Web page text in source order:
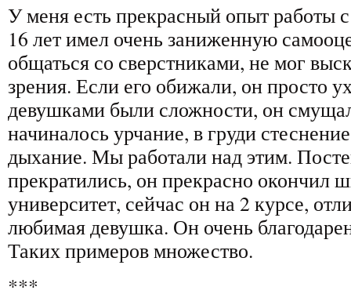
У меня есть прекрасный опыт работы
16 лет имел очень заниженную
общаться со сверстниками, не мог
зрения. Если его обижали, он просто
девушками были сложности, он
начиналось урчание, в груди
дыхание. Мы работали над этим.
прекратились, он прекрасно окончил
университет, сейчас он на 2 курсе,
любимая девушка. Он очень
Таких примеров множество.
***